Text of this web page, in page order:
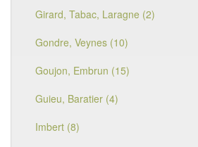
Girard, Tabac, Laragne (2)
Gondre, Veynes (10)
Goujon, Embrun (15)
Guieu, Baratier (4)
Imbert (8)